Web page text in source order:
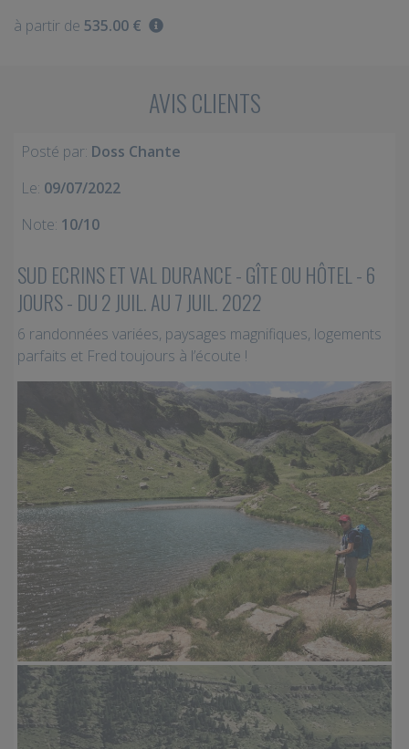
à partir de 535.00 €
AVIS CLIENTS
Posté par: Doss Chante
Le: 09/07/2022
Note: 10/10
SUD ECRINS ET VAL DURANCE - GÎTE OU HÔTEL - 6
JOURS - DU 2 JUIL. AU 7 JUIL. 2022
6 randonnées variées, paysages magnifiques, logements
parfaits et Fred toujours à l’écoute !